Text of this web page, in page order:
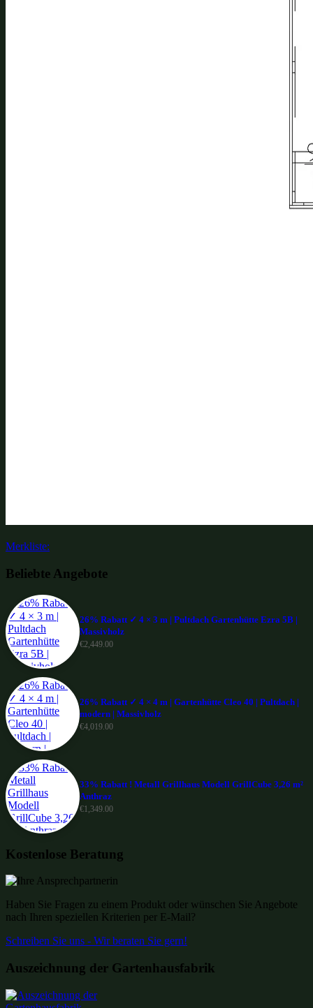
Merkliste:
Beliebte Angebote
26% Rabatt ✓ 4 × 3 m | Pultdach Gartenhütte Ezra 5B |
Massivholz
€2,449.00
26% Rabatt ✓ 4 × 4 m | Gartenhütte Cleo 40 | Pultdach |
modern | Massivholz
€4,019.00
33% Rabatt ! Metall Grillhaus Modell GrillCube 3,26 m²
Anthraz
€1,349.00
Kostenlose Beratung
Haben Sie Fragen zu einem Produkt oder wünschen Sie Angebote
nach Ihren speziellen Kriterien per E-Mail?
Schreiben Sie uns - Wir beraten Sie gern!
Auszeichnung der Gartenhausfabrik